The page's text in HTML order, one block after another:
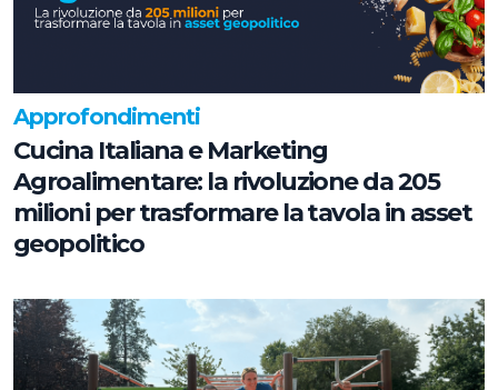
Approfondimenti
Cucina Italiana e Marketing
Agroalimentare: la rivoluzione da 205
milioni per trasformare la tavola in asset
geopolitico